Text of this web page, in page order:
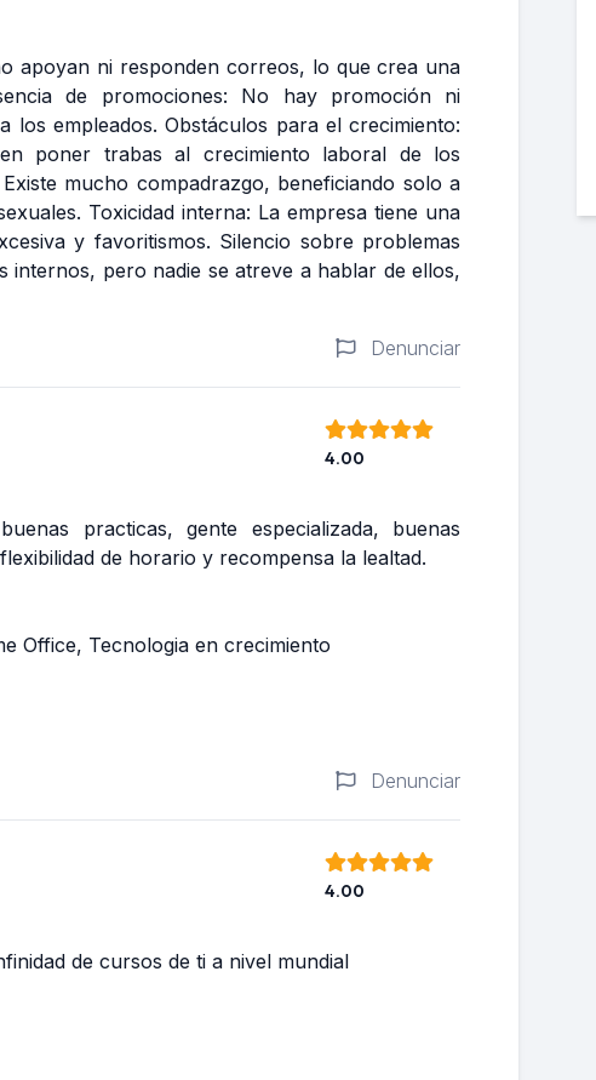
apoyan ni responden correos, lo que crea una
de promociones: No hay promoción ni
empleados. Obstáculos para el crecimiento:
poner trabas al crecimiento laboral de los
mucho compadrazgo, beneficiando solo a
Toxicidad interna: La empresa tiene una
y favoritismos. Silencio sobre problemas
pero nadie se atreve a hablar de ellos,
Denunciar
4.00
practicas, gente especializada, buenas
de horario y recompensa la lealtad.
Office, Tecnologia en crecimiento
Denunciar
4.00
de cursos de ti a nivel mundial